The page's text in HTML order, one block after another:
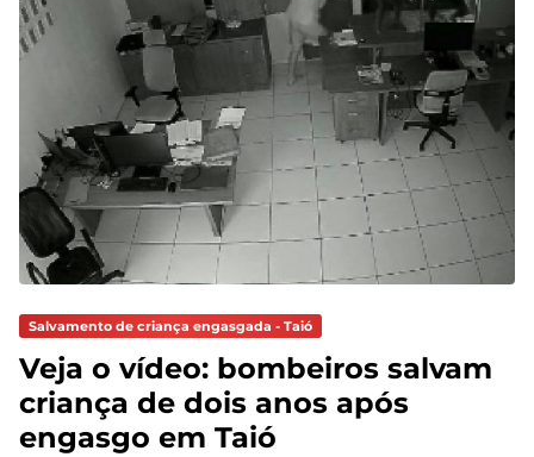
Salvamento de criança engasgada - Taió
Veja o vídeo: bombeiros salvam
criança de dois anos após
engasgo em Taió